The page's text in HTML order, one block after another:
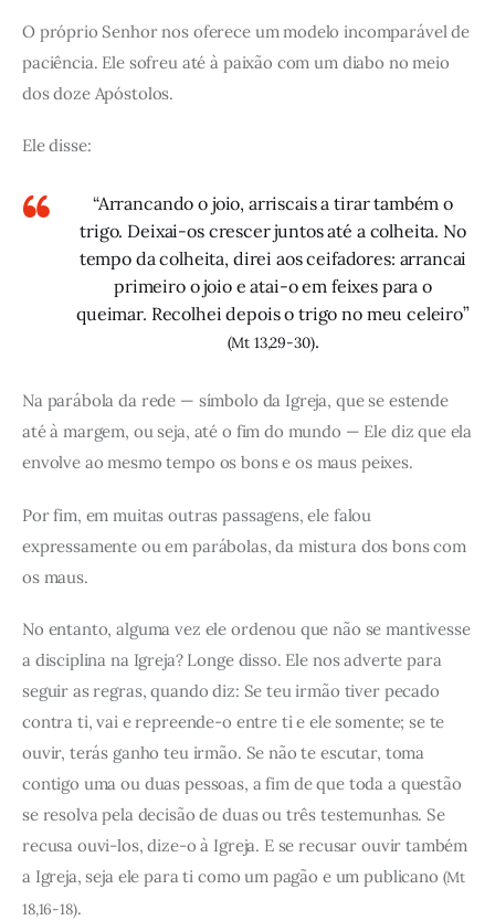
O próprio Senhor nos oferece um modelo incomparável de
paciência. Ele sofreu até à paixão com um diabo no meio
dos doze Apóstolos.
Ele disse:
“Arrancando o joio, arriscais a tirar também o
trigo. Deixai-os crescer juntos até a colheita. No
tempo da colheita, direi aos ceifadores: arrancai
primeiro o joio e atai-o em feixes para o
queimar. Recolhei depois o trigo no meu celeiro”
(Mt 13,29-30).
Na parábola da rede — símbolo da Igreja, que se estende
até à margem, ou seja, até o fim do mundo — Ele diz que ela
envolve ao mesmo tempo os bons e os maus peixes.
Por fim, em muitas outras passagens, ele falou
expressamente ou em parábolas, da mistura dos bons com
os maus.
No entanto, alguma vez ele ordenou que não se mantivesse
a disciplina na Igreja? Longe disso. Ele nos adverte para
seguir as regras, quando diz: Se teu irmão tiver pecado
contra ti, vai e repreende-o entre ti e ele somente; se te
ouvir, terás ganho teu irmão. Se não te escutar, toma
contigo uma ou duas pessoas, a fim de que toda a questão
se resolva pela decisão de duas ou três testemunhas. Se
recusa ouvi-los, dize-o à Igreja. E se recusar ouvir também
a Igreja, seja ele para ti como um pagão e um publicano (Mt
18,16-18).